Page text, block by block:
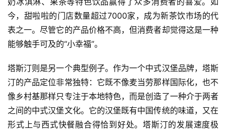
今，甜啦啦的门店数量超过7000家，成为新茶饮市场的代
表之一。尽管它的产品价格不高，但消费者却觉得这是一种
能够触手可及的“小幸福”。
塔斯汀则是另一个典型例子。作为一个中式汉堡品牌，塔斯
汀的产品定位非常独特：它既不像麦当劳那样国际化，也不
像乡村基那样只专注于本地特色，而是创造了一种介于两者
之间的中式汉堡文化。它的汉堡既有中国传统的味道，又在
形式上与西式快餐融合得恰到好处。塔斯汀的发展速度极